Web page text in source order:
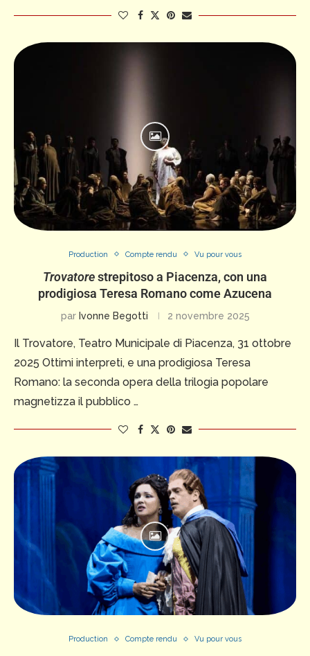
Production Compte rendu Vu pour vous
Trovatorestrepitoso a Piacenza, con una
prodigiosa Teresa Romano come Azucena
par Ivonne Begotti 2 novembre 2025
Il Trovatore, Teatro Municipale di Piacenza, 31 ottobre
2025 Ottimi interpreti, e una prodigiosa Teresa
Romano: la seconda opera della trilogia popolare
magnetizza il pubblico …
Production Compte rendu Vu pour vous